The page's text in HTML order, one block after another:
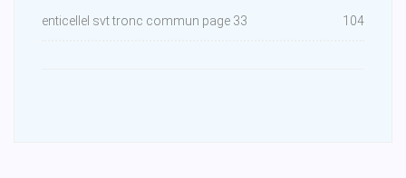
enticellel svt tronc commun page 33 104